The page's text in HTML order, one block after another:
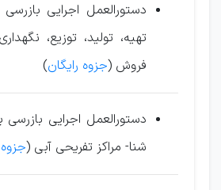
دستورالعمل اجرایی بازرسی
تهیه، تولید، توزیع، نگهداری
فروش (جزوه رایگان)
دستورالعمل اجرایی بازرسی
شنا- مراكز تفریحی آبی (